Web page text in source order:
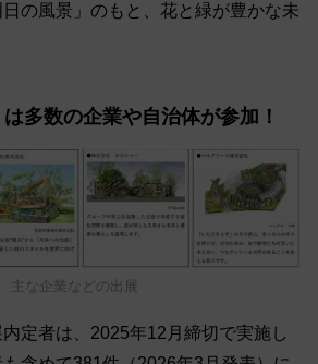
の風景」のもと、花と緑が豊かな未
は多数の企業や自治体が参加！
主な企業などの出展
内定者は、2025年12月締切で実施し